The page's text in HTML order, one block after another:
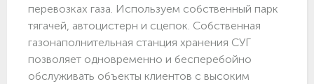
перевозках газа. Используем собственный парк
тягачей, автоцистерн и сцепок. Собственная
газонаполнительная станция хранения СУГ
позволяет одновременно и бесперебойно
обслуживать объекты клиентов с высоким